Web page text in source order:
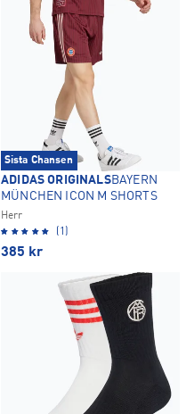
Sista Chansen
ADIDAS ORIGINALSBAYERN
MÜNCHEN ICON M SHORTS
Herr
(1)
385 kr